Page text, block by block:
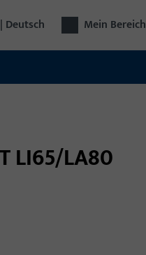
Deutsch Mein Bereich
LI65/LA80